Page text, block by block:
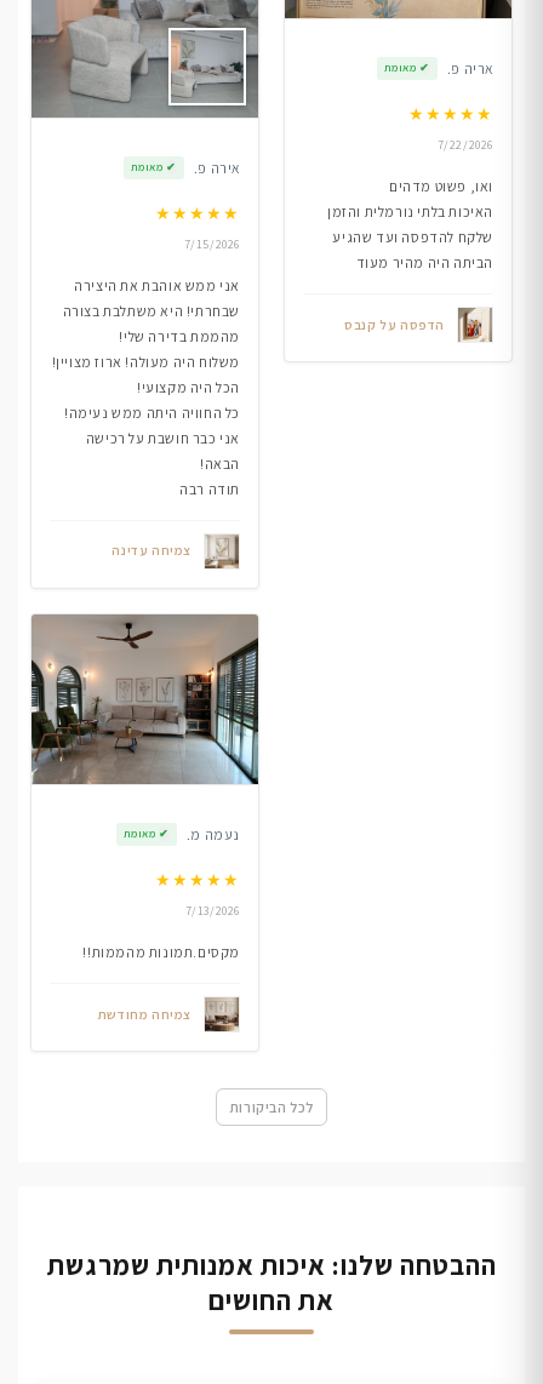
אריה פ. ✔ מאומת
★★★★★
7/22/2026
ואו, פשוט מדהים
האיכות בלתי נורמלית והזמן
שלקח להדפסה ועד שהגיע
הביתה היה מהיר מעוד
הדפסה על קנבס
אירה פ. ✔ מאומת
★★★★★
7/15/2026
אני ממש אוהבת את היצירה
שבחרתי! היא משתלבת בצורה
מהממת בדירה שלי!
משלוח היה מעולה! ארוז מצויין!
הכל היה מקצועי!
כל החוויה היתה ממש נעימה!
אני כבר חושבת על רכישה
הבאה!
תודה רבה
צמיחה עדינה
נעמה מ. ✔ מאומת
★★★★★
7/13/2026
מקסים.תמונות מהממות!!
צמיחה מחודשת
לכל הביקורות
ההבטחה שלנו: איכות אמנותית שמרגשת
את החושים